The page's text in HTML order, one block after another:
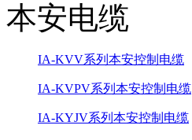
本安电缆
IA-KVV系列本安控制电缆
IA-KVPV系列本安控制电缆
IA-KYJV系列本安控制电缆